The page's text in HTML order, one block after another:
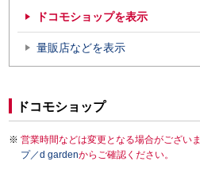
ドコモショップを表示
量販店などを表示
ドコモショップ
営業時間などは変更となる場合がござい
プ／d gardenからご確認ください。